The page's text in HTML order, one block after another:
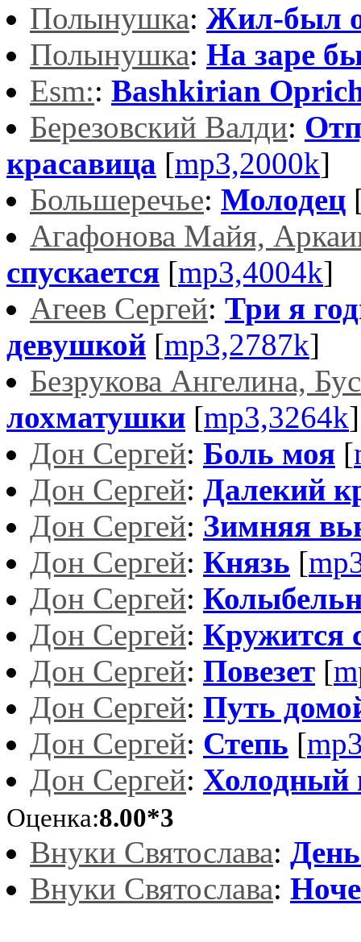
Полынушка: Жил-был
Полынушка: На заре
Esm:: Bashkirian
Березовский Валди:
красавица [mp3,2000k]
Большеречье: Молодец
Агафонова Майя,
спускается [mp3,4004k]
Агеев Сергей: Три я
девушкой [mp3,2787k]
Безрукова Ангелина,
лохматушки [mp3,3264k]
Дон Сергей: Боль моя [
Дон Сергей: Далекий
Дон Сергей: Зимняя
Дон Сергей: Князь [
Дон Сергей:
Дон Сергей: Кружится
Дон Сергей: Повезет [
Дон Сергей: Путь
Дон Сергей: Степь [
Дон Сергей: Холодный
Оценка:8.00*3
Внуки Святослава:
Внуки Святослава: